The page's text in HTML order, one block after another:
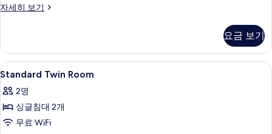
터
모
기
자세히 보기
Standard
세
히
보
요금 보기
Standard
Twin
Room
사
진
4
Standard Twin Room
2명
싱글침대 2개
무료 WiFi